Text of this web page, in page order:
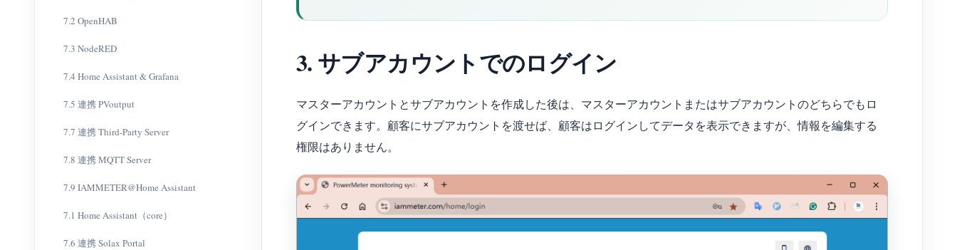
7.2 OpenHAB
7.3 NodeRED
7.4 Home Assistant & Grafana
7.5 連携 PVoutput
7.7 連携 Third-Party Server
7.8 連携 MQTT Server
7.9 IAMMETER@Home Assistant
7.1 Home Assistant（core）
7.6 連携 Solax Portal
3. サブアカウントでのログイン
マスターアカウントとサブアカウントを作成した後は、マスターアカウントまたはサブアカウントのどちらでもロ
グインできます。顧客にサブアカウントを渡せば、顧客はログインしてデータを表示できますが、情報を編集する
権限はありません。